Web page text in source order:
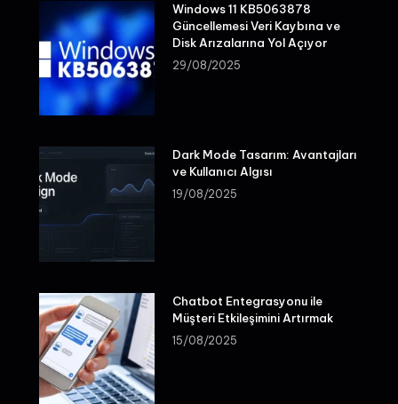
Windows 11 KB5063878
Güncellemesi Veri Kaybına ve
Disk Arızalarına Yol Açıyor
29/08/2025
Dark Mode Tasarım: Avantajları
ve Kullanıcı Algısı
19/08/2025
Chatbot Entegrasyonu ile
Müşteri Etkileşimini Artırmak
15/08/2025